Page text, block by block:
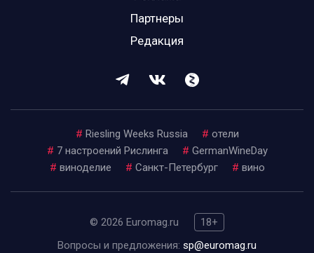
Партнеры
Редакция
# Riesling Weeks Russia # отели
# 7 настроений Рислинга # GermanWineDay
# виноделие # Санкт-Петербург # вино
© 2026 Euromag.ru
18+
Вопросы и предложения: sp@euromag.ru